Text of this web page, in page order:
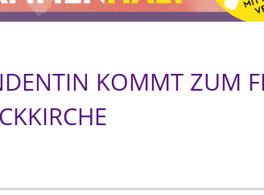
KOMMT ZUM